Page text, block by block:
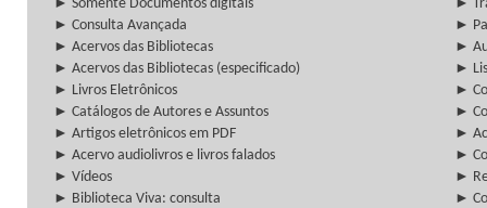
► Somente Documentos digitais
►
► Consulta Avançada
►
► Acervos das Bibliotecas
►
► Acervos das Bibliotecas (especificado)
►
► Livros Eletrônicos
►
► Catálogos de Autores e Assuntos
►
► Artigos eletrônicos em PDF
►
► Acervo audiolivros e livros falados
►
► Vídeos
►
► Biblioteca Viva: consulta
►